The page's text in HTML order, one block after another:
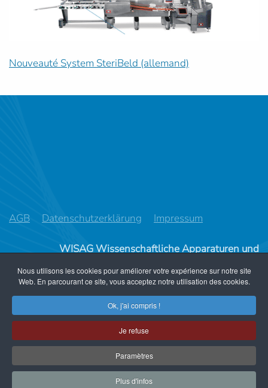
Nouveauté System SteriBeld (allemand)
AGB Datenschutzerklärung Impressum
WISAG Wissenschaftliche Apparaturen und
Im Ifang 8, CH-8307 Effretikon
Telefon +41 44 317 57 57
info@wisag.ch
Web Designweb-d-vision.ch
Nous utilisons les cookies pour améliorer votre expérience sur notre site
Web. En parcourant ce site, vous acceptez notre utilisation des cookies.
Ok, j'ai compris !
Je refuse
Paramètres
Plus d'infos